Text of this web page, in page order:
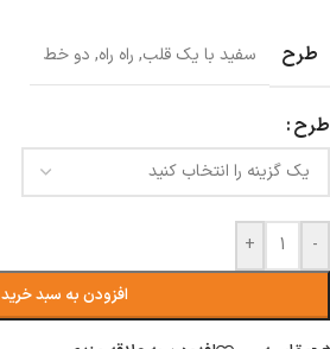
طرح سفید با یک قلب, راه راه, دو خط
طرح
-
+
افزودن به سبد خرید